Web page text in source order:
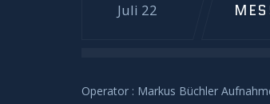
Juli 22
Operator : Markus Büchler